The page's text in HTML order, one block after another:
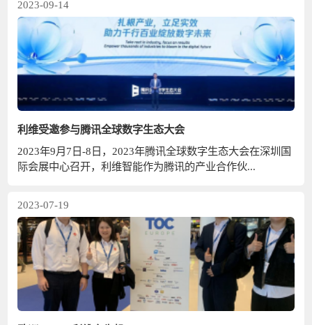
2023-09-14
利维受邀参与腾讯全球数字生态大会
2023年9月7日-8日，2023年腾讯全球数字生态大会在深圳国
际会展中心召开，利维智能作为腾讯的产业合作伙...
2023-07-19